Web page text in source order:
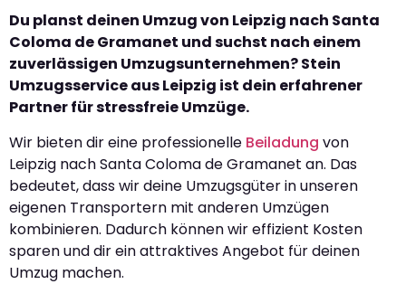
Du planst deinen Umzug von Leipzig nach Santa
Coloma de Gramanet und suchst nach einem
zuverlässigen Umzugsunternehmen? Stein
Umzugsservice aus Leipzig ist dein erfahrener
Partner für stressfreie Umzüge.
Wir bieten dir eine professionelle Beiladung von
Leipzig nach Santa Coloma de Gramanet an. Das
bedeutet, dass wir deine Umzugsgüter in unseren
eigenen Transportern mit anderen Umzügen
kombinieren. Dadurch können wir effizient Kosten
sparen und dir ein attraktives Angebot für deinen
Umzug machen.